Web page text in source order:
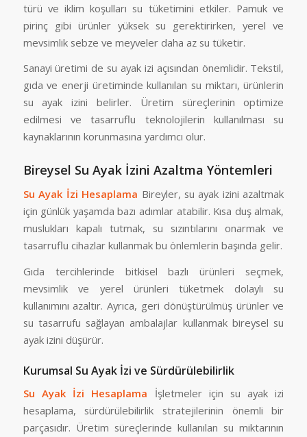
türü ve iklim koşulları su tüketimini etkiler. Pamuk ve
pirinç gibi ürünler yüksek su gerektirirken, yerel ve
mevsimlik sebze ve meyveler daha az su tüketir.
Sanayi üretimi de su ayak izi açısından önemlidir. Tekstil,
gıda ve enerji üretiminde kullanılan su miktarı, ürünlerin
su ayak izini belirler. Üretim süreçlerinin optimize
edilmesi ve tasarruflu teknolojilerin kullanılması su
kaynaklarının korunmasına yardımcı olur.
Bireysel Su Ayak İzini Azaltma Yöntemleri
Su Ayak İzi Hesaplama Bireyler, su ayak izini azaltmak
için günlük yaşamda bazı adımlar atabilir. Kısa duş almak,
muslukları kapalı tutmak, su sızıntılarını onarmak ve
tasarruflu cihazlar kullanmak bu önlemlerin başında gelir.
Gıda tercihlerinde bitkisel bazlı ürünleri seçmek,
mevsimlik ve yerel ürünleri tüketmek dolaylı su
kullanımını azaltır. Ayrıca, geri dönüştürülmüş ürünler ve
su tasarrufu sağlayan ambalajlar kullanmak bireysel su
ayak izini düşürür.
Kurumsal Su Ayak İzi ve Sürdürülebilirlik
Su Ayak İzi Hesaplama İşletmeler için su ayak izi
hesaplama, sürdürülebilirlik stratejilerinin önemli bir
parçasıdır. Üretim süreçlerinde kullanılan su miktarının